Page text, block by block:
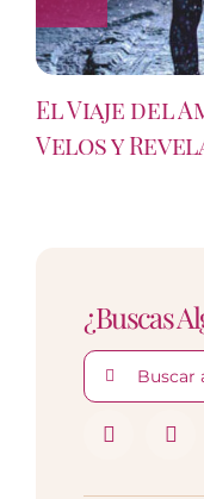
El Viaje del
Velos y
¿Buscas
Buscar: